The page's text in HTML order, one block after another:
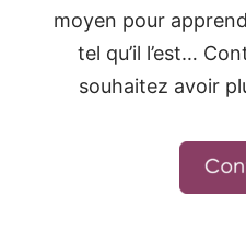
moyen pour
tel qu’il l’est…
souhaitez avoir